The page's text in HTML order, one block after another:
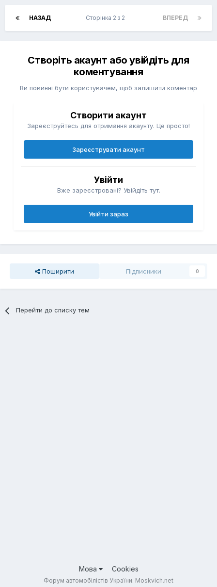
НАЗАД ВПЕРЕД
Сторінка 2 з 2
Створіть акаунт або увійдіть для
коментування
Ви повинні бути користувачем, щоб залишити коментар
Створити акаунт
Зареєструйтесь для отримання акаунту. Це просто!
Зареєструвати акаунт
Увійти
Вже зареєстровані? Увійдіть тут.
Увійти зараз
Поширити Підписники 0
Перейти до списку тем
Мова Cookies
Форум автомобілістів України. Moskvich.net